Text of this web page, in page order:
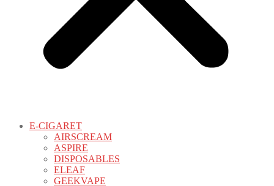
E-CIGARET
AIRSCREAM
ASPIRE
DISPOSABLES
ELEAF
GEEKVAPE